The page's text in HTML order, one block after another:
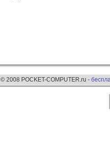
© 2008 POCKET-COMPUTER.ru -